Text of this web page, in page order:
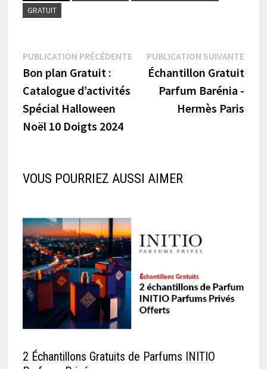
GRATUIT
Navigation
de
l’article
PUBLICATION PRÉCÉDENTEPublication
précédente :
Bon plan Gratuit :
Catalogue d’activités
Spécial Halloween
Noël 10 Doigts 2024
PUBLICATION SUIVANTE
Échantillon Gratuit
Parfum Barénia -
Hermès Paris
VOUS POURRIEZ AUSSI AIMER
2 Échantillons Gratuits de Parfums INITIO